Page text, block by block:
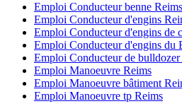
Emploi Conducteur benne Reims
Emploi Conducteur d'engins
Emploi Conducteur d'engins de
Emploi Conducteur d'engins du
Emploi Conducteur de bulldozer
Emploi Manoeuvre Reims
Emploi Manoeuvre bâtiment
Emploi Manoeuvre tp Reims